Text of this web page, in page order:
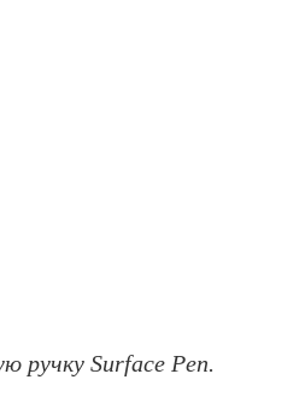
ручку Surface Pen.